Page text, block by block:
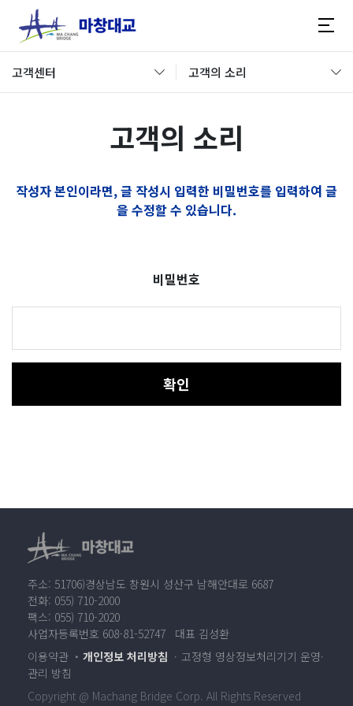
고객센터 고객의 소리
고객의 소리
작성자 본인이라면, 글 작성시 입력한 비밀번호를 입력하여 글
을 수정할 수 있습니다.
비밀번호
확인
주소: 51706)경상남도 창원시 성산구 남해안대로 6687
전화: 055) 710-2000
팩스: 055) 710-2020
사업자등록번호 608-81-52747 대표 김성환
이용약관
개인정보 처리방침
고정형 영상정보처리기기 운영·
관리 방침
Copyright @ Machang Bridge Corp. All Rights Reserved